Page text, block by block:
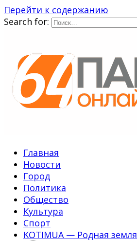
Перейти к содержанию
Search for:
Главная
Новости
Город
Политика
Общество
Культура
Спорт
KOTIMUA — Родная земля